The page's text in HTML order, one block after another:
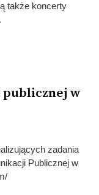
także koncerty
publicznej w
zadania
Publicznej w